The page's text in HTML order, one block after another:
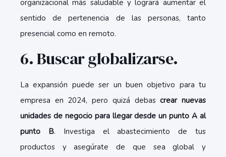
organizacional más saludable y logrará aumentar el
sentido de pertenencia de las personas, tanto
presencial como en remoto.
6. Buscar globalizarse.
La expansión puede ser un buen objetivo para tu
empresa en 2024, pero quizá debascrear nuevas
unidades de negocio para llegar desde un punto A al
punto B. Investiga el abastecimiento de tus
productos y asegúrate de que sea global y